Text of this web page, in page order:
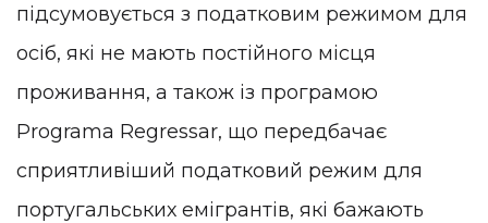
підсумовується з податковим режимом для
осіб, які не мають постійного місця
проживання, а також із програмою
Programa Regressar, що передбачає
сприятливіший податковий режим для
португальських емігрантів, які бажають